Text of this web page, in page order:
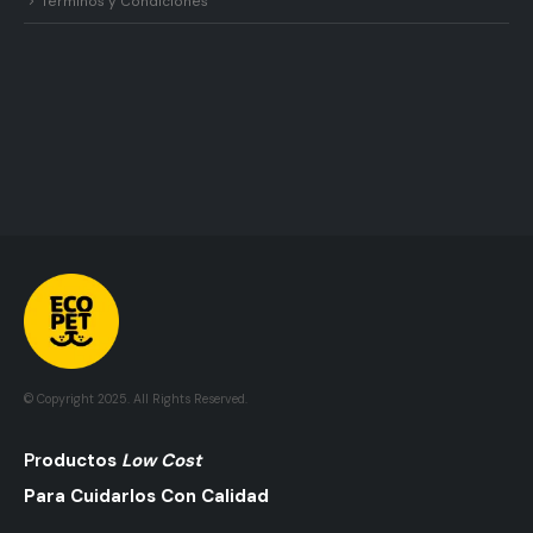
© Copyright 2025. All Rights Reserved.
PrOductos Low Cost
Para Cuidarlos Con Calidad